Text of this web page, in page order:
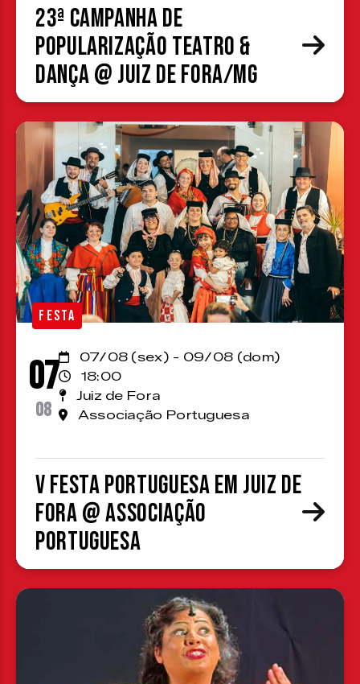
23ª Campanha de
Popularização Teatro &
Dança @ Juiz de Fora/MG
FESTA
07
08
07/08 (sex) - 09/08 (dom)
18:00
Juiz de Fora
Associação Portuguesa
V Festa Portuguesa em Juiz de
Fora @ Associação
Portuguesa